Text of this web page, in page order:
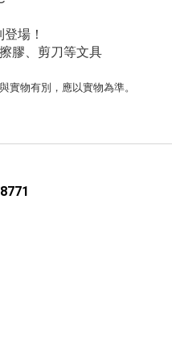
場！
膠、剪刀等文具
實物有別，應以實物為準。